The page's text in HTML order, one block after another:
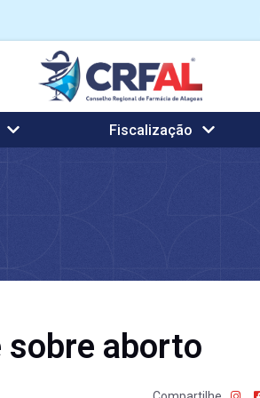
Fiscalização
aborto